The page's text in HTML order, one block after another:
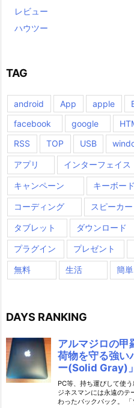
レビュー
ハウツー
TAG
android App apple
facebook
google
RSS
TOP USB
アプリ インターフェイス
キャンペーン キーボード
コーディング スピーカー
タブレット ダウンロード
プラグイン プレゼント
無料 生活 簡単
DAYS RANKING